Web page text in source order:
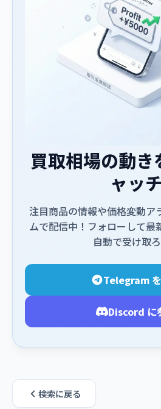
買取相場の動き
ャッチ
注目商品の情報や価格変動ア
ムで配信中！フォローして最
自動で受け取ろ
Telegram
Discord に
検索に戻る